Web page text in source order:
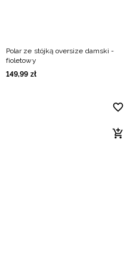
Polar ze stójką oversize damski -
fioletowy
149,99 zł